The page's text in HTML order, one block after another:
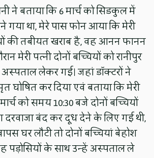
ने बताया कि 6 मार्च को सिडकुल में
था, मेरे पास फोन आया कि मेरी
की तबीयत खराब है, वह आनन फानन
मेरी पत्नी दोनों बच्चियों को रानीपुर
लेकर गई। जहां डॉक्टरों ने
घोषित कर दिया एवं बताया कि मेरी
को समय 10:30 बजे दोनों बच्चियों
बंद कर दूध देने के लिए गई थी,
घर लौटी तो दोनों बच्चियां बेहोश
पड़ोसियों के साथ उन्हें अस्पताल ले